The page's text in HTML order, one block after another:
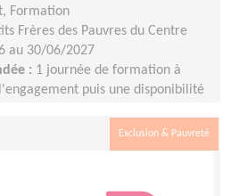
Formation
Frères des Pauvres du Centre
au 30/06/2027
: 1 journée de formation à
puis une disponibilité
Exclusion & Pauvreté